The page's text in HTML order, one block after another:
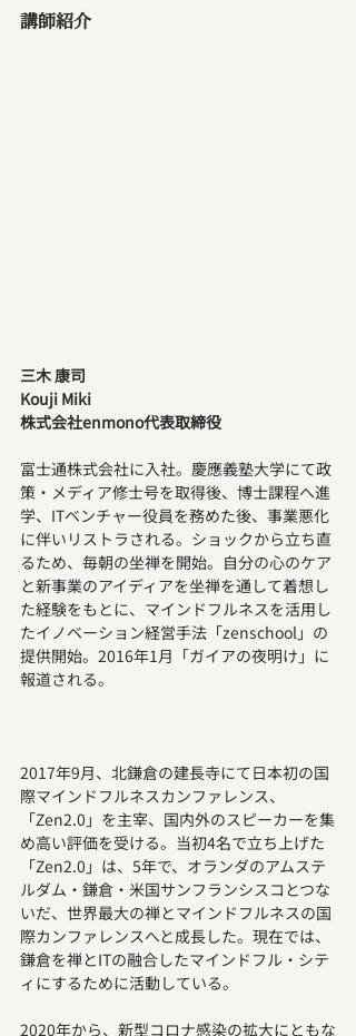
講師紹介
三木 康司
Kouji Miki
株式会社enmono代表取締役
富士通株式会社に入社。慶應義塾大学にて政
策・メディア修士号を取得後、博士課程へ進
学、ITベンチャー役員を務めた後、事業悪化
に伴いリストラされる。ショックから立ち直
るため、毎朝の坐禅を開始。自分の心のケア
と新事業のアイディアを坐禅を通して着想し
た経験をもとに、マインドフルネスを活用し
たイノベーション経営手法「zenschool」の
提供開始。2016年1月「ガイアの夜明け」に
報道される。
2017年9月、北鎌倉の建長寺にて日本初の国
際マインドフルネスカンファレンス、
「Zen2.0」を主宰、国内外のスピーカーを集
め高い評価を受ける。当初4名で立ち上げた
「Zen2.0」は、5年で、オランダのアムステ
ルダム・鎌倉・米国サンフランシスコとつな
いだ、世界最大の禅とマインドフルネスの国
際カンファレンスへと成長した。現在では、
鎌倉を禅とITの融合したマインドフル・シテ
ィにするために活動している。
2020年から、新型コロナ感染の拡大にともな